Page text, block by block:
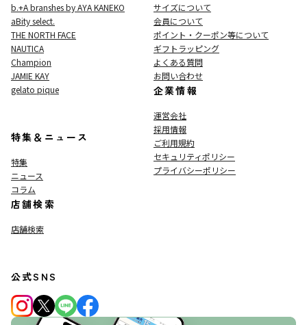
b.+A branshes by AYA KANEKO
aBity select.
THE NORTH FACE
NAUTICA
Champion
JAMIE KAY
gelato pique
特集＆ニュース
特集
ニュース
コラム
店舗検索
店舗検索
サイズについて
会員について
ポイント・クーポン等について
ギフトラッピング
よくある質問
お問い合わせ
企業情報
運営会社
採用情報
ご利用規約
セキュリティポリシー
プライバシーポリシー
公式SNS